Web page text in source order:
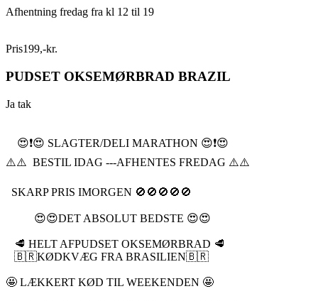
Afhentning fredag fra kl 12 til 19
Pris199,-kr.
PUDSET OKSEMØRBRAD BRAZIL
Ja tak
😍❗️😍 SLAGTER/DELI MARATHON 😍❗️😍
⚠️⚠️ BESTIL IDAG ---AFHENTES FREDAG ⚠️⚠️
SKARP PRIS IMORGEN 🚫🚫🚫🚫🚫
😍😍DET ABSOLUT BEDSTE 😍😍
🥩 HELT AFPUDSET OKSEMØRBRAD 🥩
🇧🇷KØDKVÆG FRA BRASILIEN🇧🇷
🤩 LÆKKERT KØD TIL WEEKENDEN 🤩